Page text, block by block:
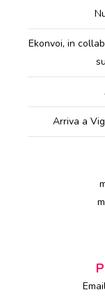
Ekonvoi, in
Arriva a